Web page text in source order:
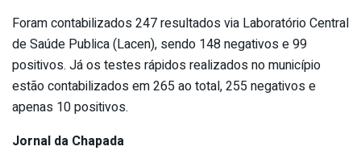
Foram contabilizados 247 resultados via Laboratório Central
de Saúde Publica (Lacen), sendo 148 negativos e 99
positivos. Já os testes rápidos realizados no município
estão contabilizados em 265 ao total, 255 negativos e
apenas 10 positivos.
Jornal da Chapada